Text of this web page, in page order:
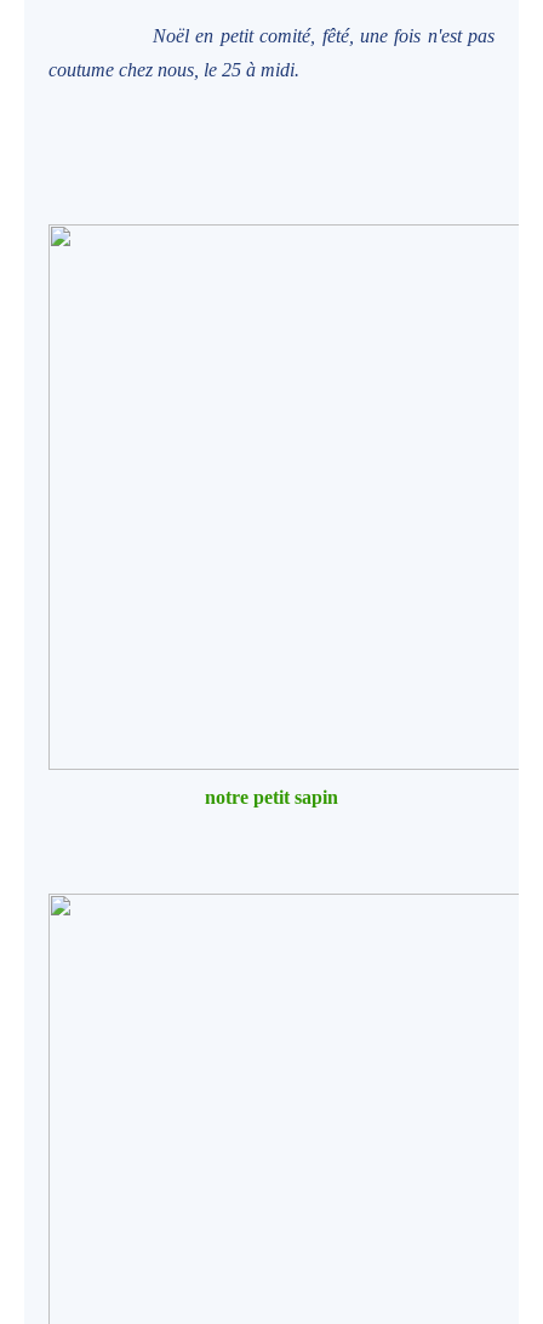
Noël en petit comité, fêté, une fois n'est pas
coutume chez nous, le 25 à midi.
notre petit sapin